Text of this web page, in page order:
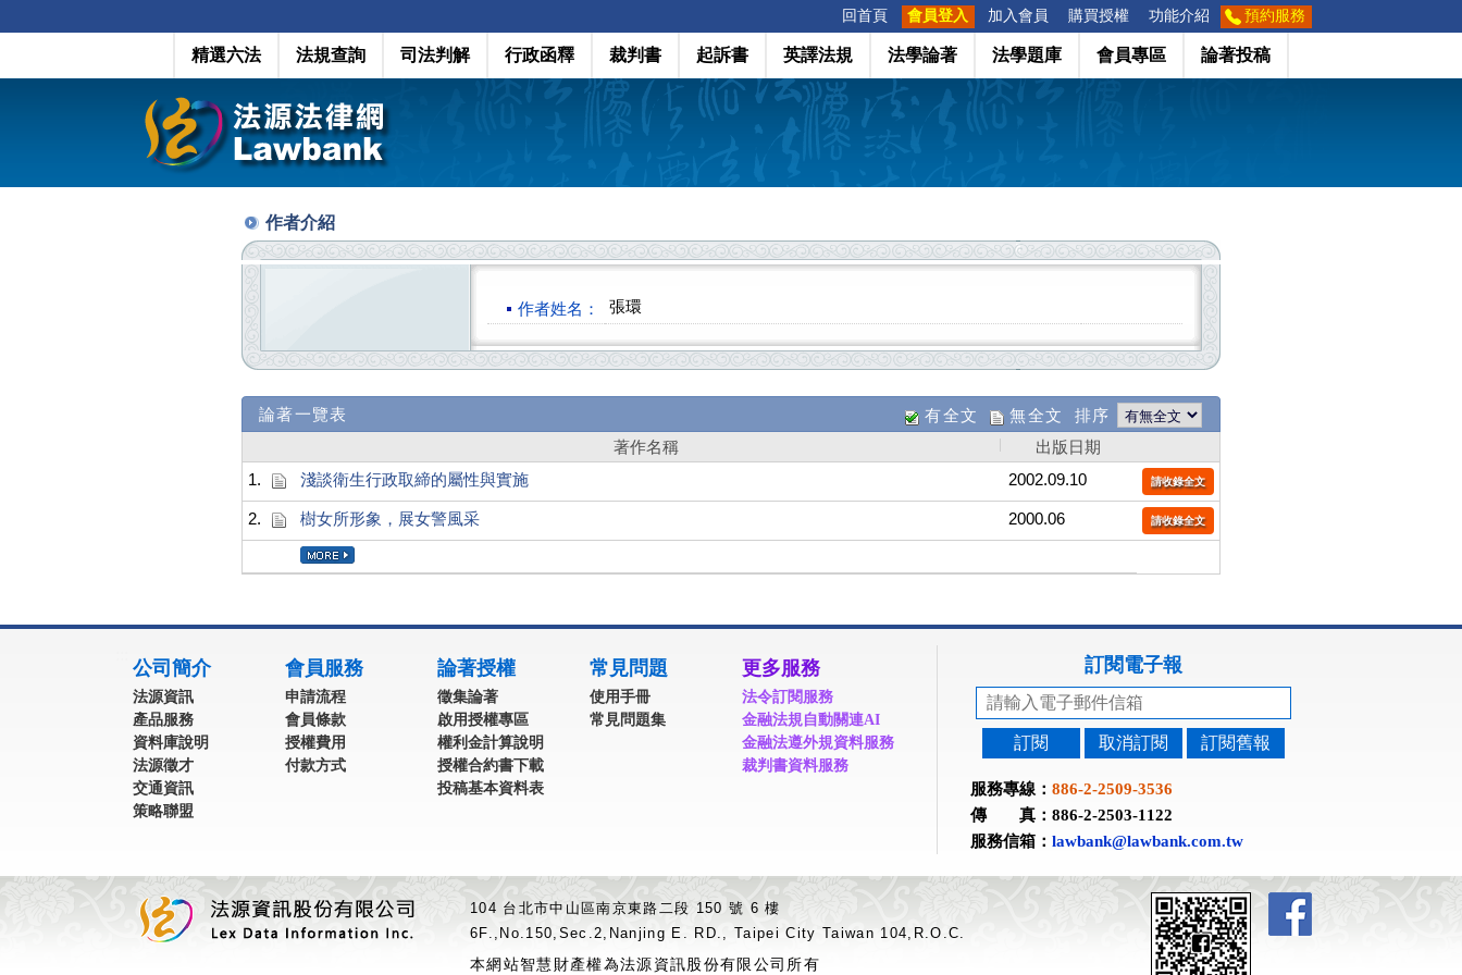
回首頁 會員登入 加入會員 購買授權 功能介紹 預約服務
精選六法 法規查詢 司法判解 行政函釋 裁判書 起訴書 英譯法規 法學論著 法學題庫 會員專區 論著投稿
作者介紹
作者姓名： 張環
論著一覽表 有全文 無全文 排序
著作名稱
出版日期
1.
淺談衛生行政取締的屬性與實施 2002.09.10 請收錄全文
2. 樹女所形象，展女警風采 2000.06 請收錄全文
公司簡介
法源資訊
產品服務
資料庫說明
法源徵才
交通資訊
策略聯盟
會員服務
申請流程
會員條款
授權費用
付款方式
論著授權
徵集論著
啟用授權專區
權利金計算說明
授權合約書下載
投稿基本資料表
常見問題
使用手冊
常見問題集
更多服務
法令訂閱服務
金融法規自動關連AI
金融法遵外規資料服務
裁判書資料服務
訂閱電子報
訂閱 取消訂閱 訂閱舊報
服務專線： 886-2-2509-3536
傳 真：886-2-2503-1122
服務信箱： lawbank@lawbank.com.tw
104 台北市中山區南京東路二段 150 號 6 樓
6F.,No.150,Sec.2,Nanjing E. RD., Taipei City Taiwan 104,R.O.C.
本網站智慧財產權為法源資訊股份有限公司所有